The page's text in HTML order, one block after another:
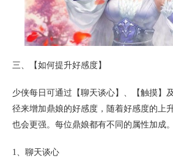
三、【如何提升好感度】
少侠每日可通过【聊天谈心】、【触摸】
径来增加鼎娘的好感度，随着好感度的上
也会更强。每位鼎娘都有不同的属性加成。
1、聊天谈心